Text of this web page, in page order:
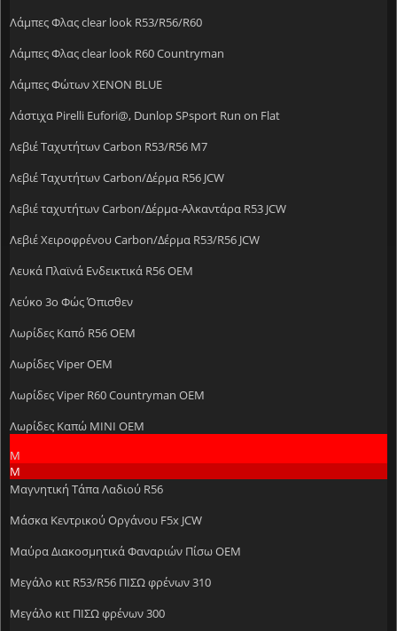
Λάμπες Φλας clear look R53/R56/R60
Λάμπες Φλας clear look R60 Countryman
Λάμπες Φώτων XENON BLUE
Λάστιχα Pirelli Eufori@, Dunlop SPsport Run on Flat
Λεβιέ Ταχυτήτων Carbon R53/R56 M7
Λεβιέ Ταχυτήτων Carbon/Δέρμα R56 JCW
Λεβιέ ταχυτήτων Carbon/Δέρμα-Αλκαντάρα R53 JCW
Λεβιέ Χειροφρένου Carbon/Δέρμα R53/R56 JCW
Λευκά Πλαϊνά Ενδεικτικά R56 OEM
Λεύκο 3ο Φώς Όπισθεν
Λωρίδες Kαπό R56 OEM
Λωρίδες Viper OEM
Λωρίδες Viper R60 Countryman OEM
Λωρίδες Καπώ MINI OEM
Μ
Μ
Μαγνητική Τάπα Λαδιού R56
Μάσκα Κεντρικού Οργάνου F5x JCW
Μαύρα Διακοσμητικά Φαναριών Πίσω OEM
Μεγάλο κιτ R53/R56 ΠΙΣΩ φρένων 310
Μεγάλο κιτ ΠΙΣΩ φρένων 300